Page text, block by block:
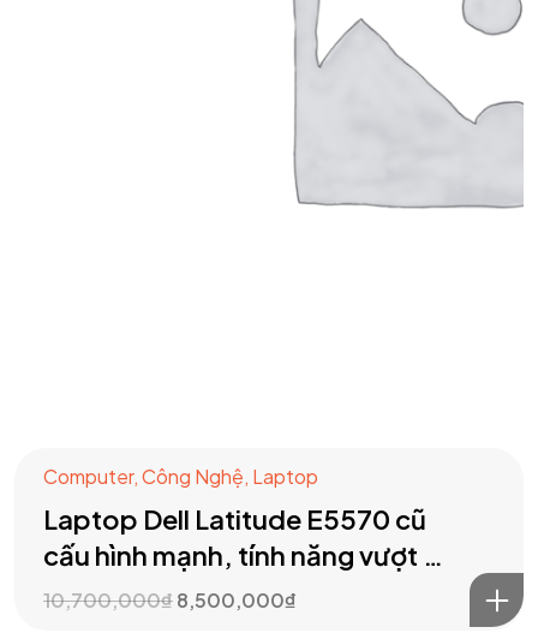
Computer,Công Nghệ, Laptop
Laptop Dell Latitude E5570 cũ
cấu hình mạnh, tính năng vượt …
10,700,000₫8,500,000₫